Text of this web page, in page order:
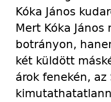
Kóka János
Mert Kóka
botrányon,
két küldött
árok fenekén,